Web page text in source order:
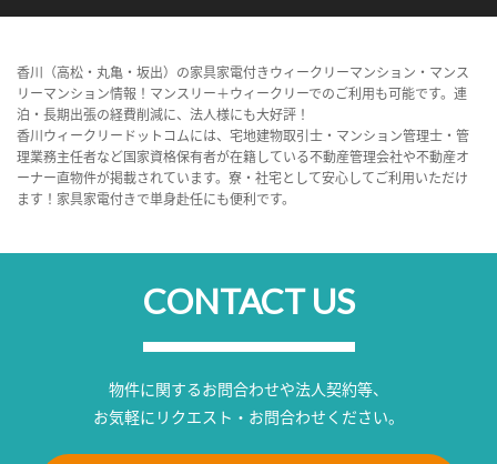
香川（高松・丸亀・坂出）の家具家電付きウィークリーマンション・マンス
リーマンション情報！マンスリー＋ウィークリーでのご利用も可能です。連
泊・長期出張の経費削減に、法人様にも大好評！
香川ウィークリードットコムには、宅地建物取引士・マンション管理士・管
理業務主任者など国家資格保有者が在籍している不動産管理会社や不動産オ
ーナー直物件が掲載されています。寮・社宅として安心してご利用いただけ
ます！家具家電付きで単身赴任にも便利です。
CONTACT US
物件に関するお問合わせや法人契約等、
お気軽にリクエスト・お問合わせください。